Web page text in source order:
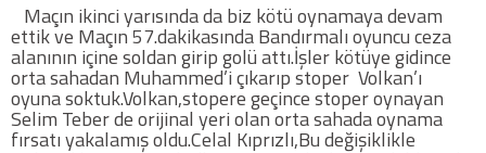
Basketbol
Voleybol
Hentbol
Maçın ikinci yarısında da biz kötü oynamaya devam
ettik ve Maçın 57.dakikasında Bandırmalı oyuncu ceza
alanının içine soldan girip golü attı.İşler kötüye gidince
orta sahadan Muhammed’i çıkarıp stoper Volkan’ı
oyuna soktuk.Volkan,stopere geçince stoper oynayan
Selim Teber de orijinal yeri olan orta sahada oynama
fırsatı yakalamış oldu.Celal Kıprızlı,Bu değişiklikle